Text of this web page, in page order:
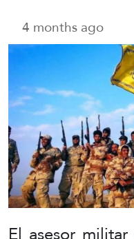
4 months ago